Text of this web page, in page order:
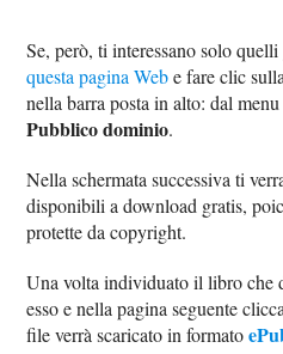
Se, però, ti interessano solo
questa pagina Webe fare clic
nella barra posta in alto: dal
Pubblico dominio.
Nella schermata successiva ti
disponibili a download gratis,
protette da copyright.
Una volta individuato il libro che
esso e nella pagina seguente
file verrà scaricato in formato